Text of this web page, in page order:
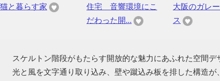
猫と暮らす家
住宅 音響環境にこ
だわった開...
大阪のガレ
ス
スケルトン階段がもたらす開放的な魅力にあふれた空間
光と風を文字通り取り込み、壁や蹴込み板を排した構造